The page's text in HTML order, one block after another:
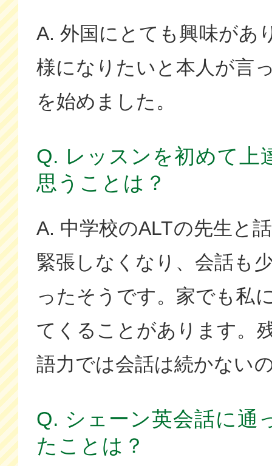
A. 外国にとても興味があ
様になりたいと本人が言
を始めました。
Q. レッスンを初めて上
思うことは？
A. 中学校のALTの先生と
緊張しなくなり、会話も
ったそうです。家でも私
てくることがあります。
語力では会話は続かない
Q. シェーン英会話に通
たことは？